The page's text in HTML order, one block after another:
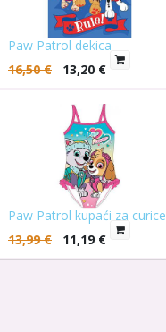
Paw Patrol dekica
16,50€ 13,20 €
Paw Patrol kupaći za curice
13,99€ 11,19 €